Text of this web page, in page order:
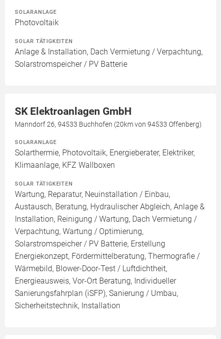
SOLARANLAGE
Photovoltaik
SOLAR TÄTIGKEITEN
Anlage & Installation, Dach Vermietung / Verpachtung,
Solarstromspeicher / PV Batterie
SK Elektroanlagen GmbH
Manndorf 26, 94533 Buchhofen (20km von 94533 Offenberg)
SOLARANLAGE
Solarthermie, Photovoltaik, Energieberater, Elektriker,
Klimaanlage, KFZ Wallboxen
SOLAR TÄTIGKEITEN
Wartung, Reparatur, Neuinstallation / Einbau,
Austausch, Beratung, Hydraulischer Abgleich, Anlage &
Installation, Reinigung / Wartung, Dach Vermietung /
Verpachtung, Wartung / Optimierung,
Solarstromspeicher / PV Batterie, Erstellung
Energiekonzept, Fördermittelberatung, Thermografie /
Wärmebild, Blower-Door-Test / Luftdichtheit,
Energieausweis, Vor-Ort Beratung, Individueller
Sanierungsfahrplan (iSFP), Sanierung / Umbau,
Sicherheitstechnik, Installation